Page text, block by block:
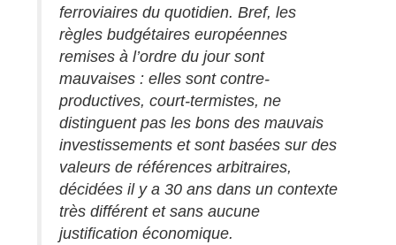
ferroviaires du quotidien. Bref, les
règles budgétaires européennes
remises à l’ordre du jour sont
mauvaises : elles sont contre-
productives, court-termistes, ne
distinguent pas les bons des mauvais
investissements et sont basées sur des
valeurs de références arbitraires,
décidées il y a 30 ans dans un contexte
très différent et sans aucune
justification économique.